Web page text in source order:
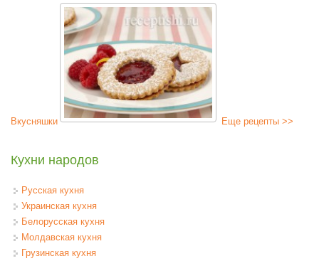
Вкусняшки Еще рецепты >>
Кухни народов
Русская кухня
Украинская кухня
Белорусская кухня
Молдавская кухня
Грузинская кухня